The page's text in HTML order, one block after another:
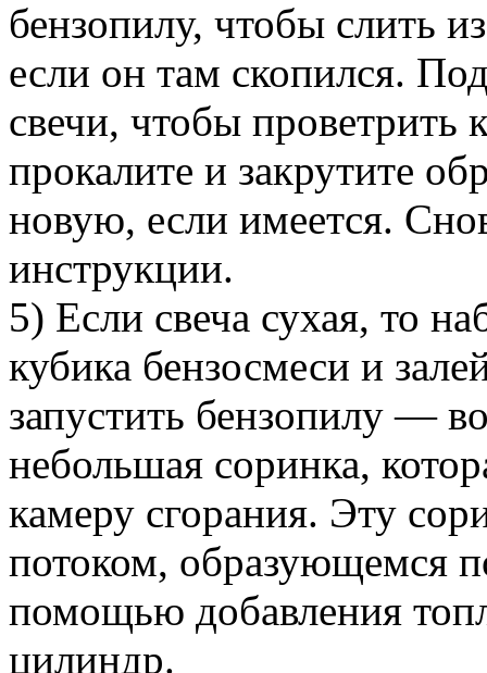
бензопилу, чтобы слить
если он там скопился.
свечи, чтобы проветрить
прокалите и закрутите
новую, если имеется.
инструкции.
5) Если свеча сухая, то
кубика бензосмеси и
запустить бензопилу —
небольшая соринка,
камеру сгорания. Эту
потоком, образующемся
помощью добавления
цилиндр.